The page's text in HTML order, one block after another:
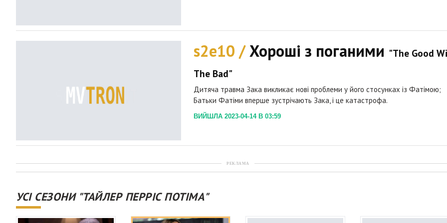
s2e10 /Хороші з поганими "The Good
The Bad"
Дитяча травма Зака викликає нові проблеми у його стосунках із Фатімою;
Батьки Фатіми вперше зустрічають Зака, і це катастрофа.
ВИЙШЛА 2023-04-14 В 03:59
РЕКЛАМА
УСІ СЕЗОНИ "ТАЙЛЕР ПЕРРІС ПОТІМА"